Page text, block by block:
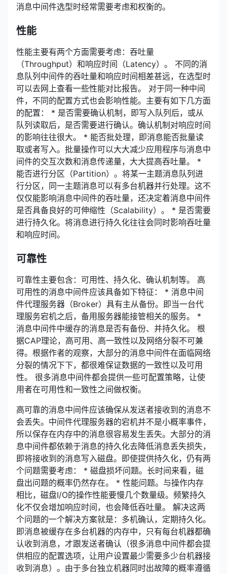
消息中间件选型时经常需要考虑和权衡的。
性能
性能主要有两个方面需要考虑：吞吐量
（Throughput）和响应时间（Latency）。 不同的消
息队列中间件的吞吐量和响应时间相差甚远，在选型时
可以去网上查看一些性能对比报告。 对于同一种中间
件，不同的配置方式也会影响性能。主要有如下几方面
的配置： * 是否需要确认机制，即写入队列后，或从
队列读取后，是否需要进行确认。确认机制对响应时间
的影响往往很大。 * 能否批处理，即消息能否批量读
取或者写入。批量操作可以大大减少应用程序与消息中
间件的交互次数和消息传递量，大大提高吞吐量。 *
能否进行分区（Partition）。将某一主题消息队列进
行分区，同一主题消息可以有多台机器并行处理。这不
仅仅能影响消息中间件的吞吐量，还决定着消息中间件
是否具备良好的可伸缩性（Scalability）。 * 是否需要
进行持久化。将消息进行持久化往往会同时影响吞吐量
和响应时间。
可靠性
可靠性主要包含：可用性、持久化、确认机制等。 高
可用性的消息中间件应该具备如下特征： * 消息中间
件代理服务器（Broker）具有主从备份。即当一台代
理服务宕机之后，备用服务器能接管相关的服务。 *
消息中间件中缓存的消息是否有备份、并持久化。 根
据CAP理论，高可用、高一致性以及网络分裂不可兼
得。根据作者的观察，大部分的消息中间件在面临网络
分裂的情况下下，都很难保证数据的一致性以及可用
性。 很多消息中间件都会提供一些可配置策略，让使
用者在可用性和一致性之间做权衡。
高可靠的消息中间件应该确保从发送者接收到的消息不
会丢失。中间件代理服务器的宕机并不是小概率事件，
所以保存在内存中的消息很容易发生丢失。大部分的消
息中间件都依赖于消息的持久化去降低消息丢失损失，
即将接收到的消息写入磁盘。即使提供持久化，仍有两
个问题需要考虑： * 磁盘损坏问题。长时间来看，磁
盘出问题的概率仍然存在。 * 性能问题。与操作内存
相比，磁盘I/O的操作性能要慢几个数量级。频繁持久
化不仅会增加响应时间，也会降低吞吐量。 解决这两
个问题的一个解决方案就是：多机确认，定期持久化。
即消息被缓存在多台机器的内存中，只有每台机器都确
认收到消息，才跟发送者确认（很多消息中间件都会提
供相应的配置选项，让用户设置最少需要多少台机器接
收到消息）。由于多台独立机器同时出故障的概率遵循